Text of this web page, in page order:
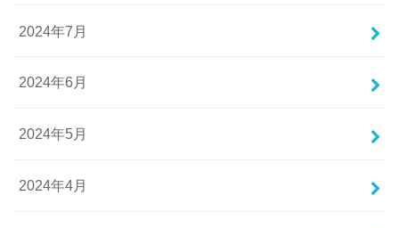
2024年7月
2024年6月
2024年5月
2024年4月